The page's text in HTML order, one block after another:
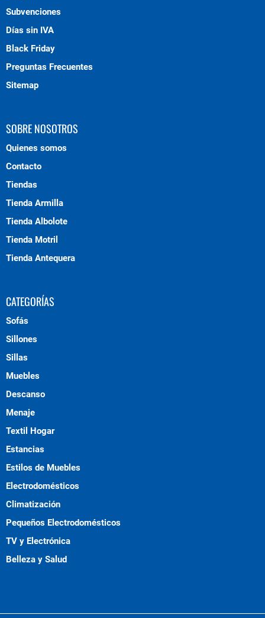
Subvenciones
Días sin IVA
Black Friday
Preguntas Frecuentes
Sitemap
SOBRE NOSOTROS
Quienes somos
Contacto
Tiendas
Tienda Armilla
Tienda Albolote
Tienda Motril
Tienda Antequera
CATEGORÍAS
Sofás
Sillones
Sillas
Muebles
Descanso
Menaje
Textil Hogar
Estancias
Estilos de Muebles
Electrodomésticos
Climatización
Pequeños Electrodomésticos
TV y Electrónica
Belleza y Salud